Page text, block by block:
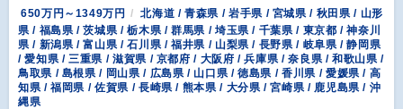
650万円～1349万円
北海道 / 青森県 / 岩手県 / 宮城県 / 秋田県 / 山形
県 / 福島県 / 茨城県 / 栃木県 / 群馬県 / 埼玉県 / 千葉県 / 東京都 / 神奈川
県 / 新潟県 / 富山県 / 石川県 / 福井県 / 山梨県 / 長野県 / 岐阜県 / 静岡県
/ 愛知県 / 三重県 / 滋賀県 / 京都府 / 大阪府 / 兵庫県 / 奈良県 / 和歌山県 /
鳥取県 / 島根県 / 岡山県 / 広島県 / 山口県 / 徳島県 / 香川県 / 愛媛県 / 高
知県 / 福岡県 / 佐賀県 / 長崎県 / 熊本県 / 大分県 / 宮崎県 / 鹿児島県 / 沖
縄県